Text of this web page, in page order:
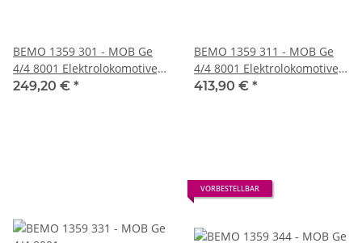
BEMO 1359 301 - MOB Ge
4/4 8001 Elektrolokomotive,
blau/beige DIGITAL
249,20 € *
BEMO 1359 311 - MOB Ge
4/4 8001 Elektrolokomotive,
bunt "Gstaad" DIGITAL mit
413,90 € *
VORBESTELLBAR